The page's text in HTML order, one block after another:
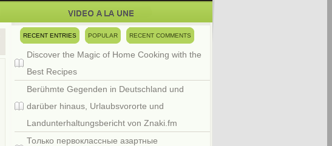
RECENT ENTRIES POPULAR RECENT COMMENTS
Discover the Magic of Home Cooking with the
Best Recipes
Berühmte Gegenden in Deutschland und
darüber hinaus, Urlaubsvororte und
Landunterhaltungsbericht von Znaki.fm
Только первоклассные азартные